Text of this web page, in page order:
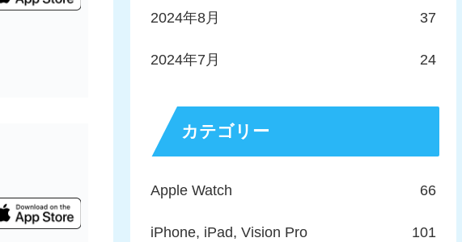
2024年8月 37
2024年7月 24
カテゴリー
Apple Watch 66
iPhone, iPad, Vision Pro 101